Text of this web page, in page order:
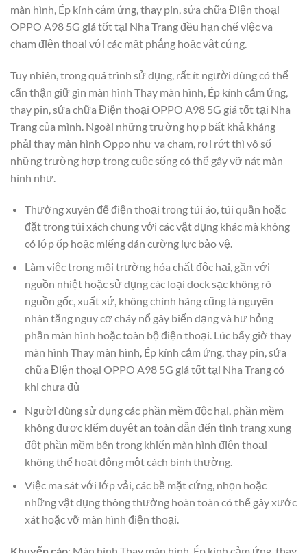
màn hình, Ép kính cảm ứng, thay pin, sửa chữa Điện thoại
OPPO A98 5G giá tốt tại Nha Trang đều hạn chế việc va
chạm điện thoại với các mặt phẳng hoặc vật cứng.
Tuy nhiên, trong quá trình sử dụng, rất ít người dùng có thể
cẩn thận giữ gìn màn hình Thay màn hình, Ép kính cảm ứng,
thay pin, sửa chữa Điện thoại OPPO A98 5G giá tốt tại Nha
Trang của mình. Ngoài những trường hợp bất khả kháng
phải thay màn hình Oppo như va chạm, rơi rớt thì vô số
những trường hợp trong cuộc sống có thể gây vỡ nát màn
hình như.
Thường xuyên để điện thoại trong túi áo, túi quần hoặc
đặt trong túi xách chung với các vật dụng khác mà không
có lớp ốp hoặc miếng dán cường lực bảo vệ.
Làm việc trong môi trường hóa chất độc hại, gần với
nguồn nhiệt hoặc sử dụng các loại dock sạc không rõ
nguồn gốc, xuất xứ, không chính hãng cũng là nguyên
nhân tăng nguy cơ cháy nổ gây biến dạng và hư hỏng
phần màn hình hoặc toàn bộ điện thoại. Lúc bấy giờ thay
màn hình Thay màn hình, Ép kính cảm ứng, thay pin, sửa
chữa Điện thoại OPPO A98 5G giá tốt tại Nha Trang có
khi chưa đủ
Người dùng sử dụng các phần mềm độc hại, phần mềm
không được kiểm duyệt an toàn dẫn đến tình trạng xung
đột phần mềm bên trong khiến màn hình điện thoại
không thể hoạt động một cách bình thường.
Việc ma sát với lớp vải, các bề mặt cứng, nhọn hoặc
những vật dụng thông thường hoàn toàn có thể gây xước
xát hoặc vỡ màn hình điện thoại.